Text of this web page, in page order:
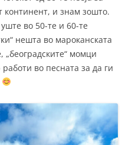
континент, и знам зошто.
во 50-те и 60-те
нешта во мароканската
момци
во песната за да ги